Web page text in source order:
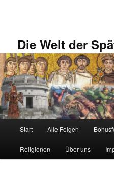
Die Welt der
Start Alle Folgen
Religionen Über uns